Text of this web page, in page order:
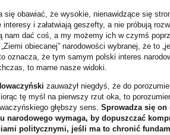
się obawiać, że wysokie, nienawidzące się
interesy i załatwiają geszefty, a nie próbują
nam dać coś, a my możemy ich w czymś
obiecanej” narodowości wybranej, że to
oznacza, że tym samym polski interes
to marne nasze widoki.
zauważył niegdyś, że do
tę myśl na pierwszy rzut oka, to
głębszy sens. Sprowadza się on
narodowego wymaga, by dopuszczać
politycznymi, jeśli ma to chronić